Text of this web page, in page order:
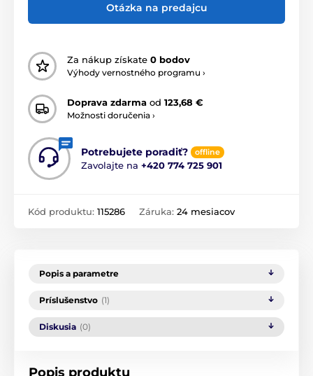
Otázka na predajcu
Za nákup získate 0 bodov
Výhody vernostného programu ›
Doprava zdarma od 123,68 €
Možnosti doručenia ›
Potrebujete poradiť? offline
Zavolajte na +420 774 725 901
Kód produktu: 115286 Záruka: 24 mesiacov
Popis a parametre
Príslušenstvo (1)
Diskusia (0)
Popis produktu